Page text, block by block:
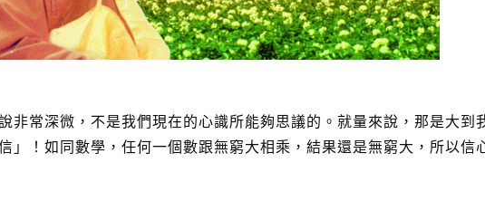
非常深微，不是我們現在的心識所能夠思議的。就量來說，那是大到
」！如同數學，任何一個數跟無窮大相乘，結果還是無窮大，所以信